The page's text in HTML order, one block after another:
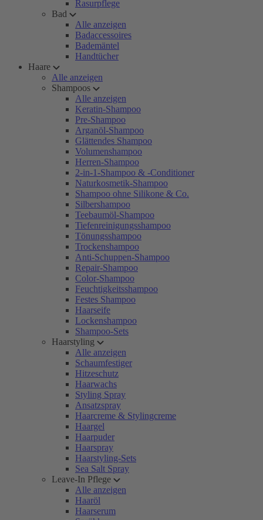
Rasurpflege
Bad
Alle anzeigen
Badaccessoires
Bademäntel
Handtücher
Haare
Alle anzeigen
Shampoos
Alle anzeigen
Keratin-Shampoo
Pre-Shampoo
Arganöl-Shampoo
Glättendes Shampoo
Volumenshampoo
Herren-Shampoo
2-in-1-Shampoo & -Conditioner
Naturkosmetik-Shampoo
Shampoo ohne Silikone & Co.
Silbershampoo
Teebaumöl-Shampoo
Tiefenreinigungsshampoo
Tönungsshampoo
Trockenshampoo
Anti-Schuppen-Shampoo
Repair-Shampoo
Color-Shampoo
Feuchtigkeitsshampoo
Festes Shampoo
Haarseife
Lockenshampoo
Shampoo-Sets
Haarstyling
Alle anzeigen
Schaumfestiger
Hitzeschutz
Haarwachs
Styling Spray
Ansatzspray
Haarcreme & Stylingcreme
Haargel
Haarpuder
Haarspray
Haarstyling-Sets
Sea Salt Spray
Leave-In Pflege
Alle anzeigen
Haaröl
Haarserum